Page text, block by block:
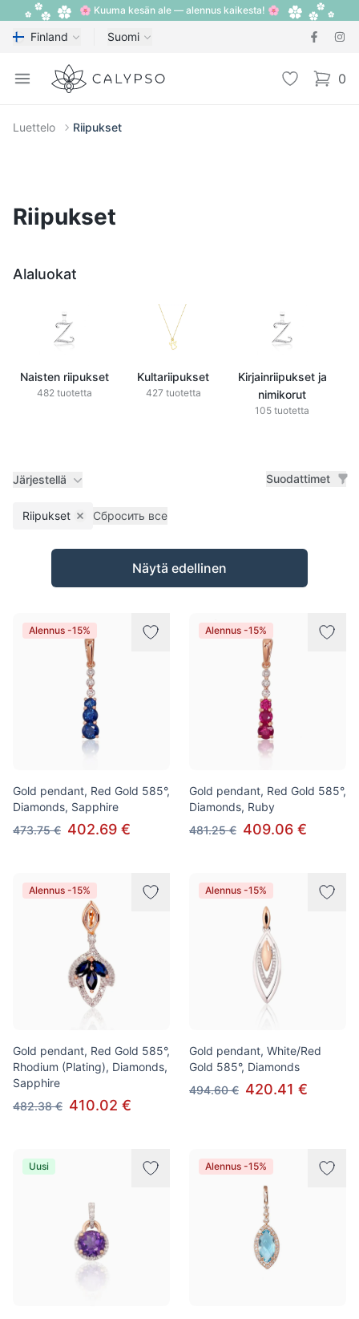
🌸 Kuuma kesän ale — alennus kaikesta! 🌸
Finland Suomi
Open menu
Calypso Toivelista 0
items
Luettelo Riipukset
Riipukset
Alaluokat
Naisten riipukset
482 tuotetta
Kultariipukset
427 tuotetta
Kirjainriipukset ja
nimikorut
105 tuotetta
Järjestellä Suodattimet
Riipukset Remove filter
Сбросить все
Tuotteet
Näytä edellinen
Alennus -15%
Gold pendant, Red Gold 585°,
Diamonds, Sapphire
473.75 € 402.69 €
Alennus -15%
Gold pendant, Red Gold 585°,
Diamonds, Ruby
481.25 € 409.06 €
Alennus -15%
Gold pendant, Red Gold 585°,
Rhodium (Plating), Diamonds,
Sapphire
482.38 € 410.02 €
Alennus -15%
Gold pendant, White/Red
Gold 585°, Diamonds
494.60 € 420.41 €
Uusi Alennus -15%